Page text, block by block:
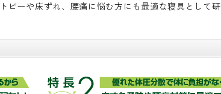
ピーや床ずれ、腰痛に悩む方にも最適な寝具として研